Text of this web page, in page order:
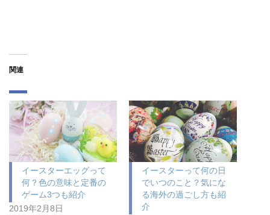
関連
イースターエッグって
何？色の意味と定番の
ゲーム3つも紹介
2019年2月8日
イースターって何の日
でいつのこと？気にな
る海外の過ごし方も紹
介